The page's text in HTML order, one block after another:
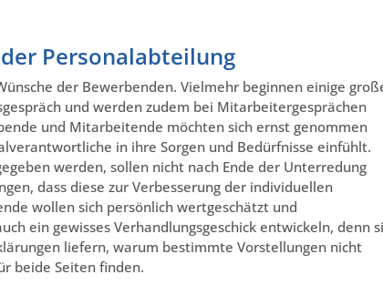
Personalabteilung
der Bewerbenden. Vielmehr beginnen einige
und werden zudem bei Mitarbeitergesprächen
und Mitarbeitende möchten sich ernst genommen
in ihre Sorgen und Bedürfnisse einfühlt.
werden, sollen nicht nach Ende der Unterredung
dass diese zur Verbesserung der individuellen
wollen sich persönlich wertgeschätzt und
ein gewisses Verhandlungsgeschick entwickeln, denn
liefern, warum bestimmte Vorstellungen nicht
beide Seiten finden.